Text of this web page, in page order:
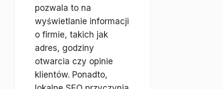
pozwala to na
wyświetlanie informacji
o firmie, takich jak
adres, godziny
otwarcia czy opinie
klientów. Ponadto,